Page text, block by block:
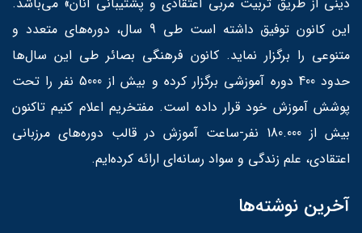
این کانون توفیق داشته است طی 9 سال، دوره‌های متعدد و
متنوعی را برگزار نماید. کانون فرهنگی بصائر طی این سال‌ها
حدود 400 دوره آموزشی برگزار کرده و بیش از 5000 نفر را تحت
پوشش آموزش خود قرار داده است. مفتخریم اعلام کنیم تاکنون
بیش از 180.000 نفر-ساعت آموزش در قالب دوره‌های مرزبانی
اعتقادی، علم زندگی و سواد رسانه‌ای ارائه کرده‌ایم.
آخرین نوشته‌ها